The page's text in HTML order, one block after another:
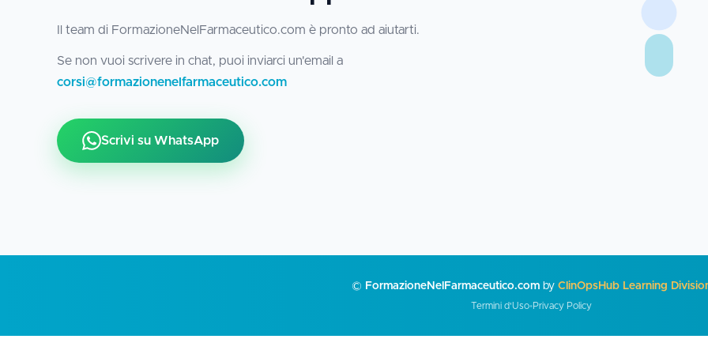
Il team di FormazioneNelFarmaceutico.com è pronto ad aiutarti.
Se non vuoi scrivere in chat, puoi inviarci un'email a
corsi@formazionenelfarmaceutico.com
Scrivi su WhatsApp
© FormazioneNelFarmaceutico.comby ClinOpsHub Learning
Termini d'Uso•Privacy Policy